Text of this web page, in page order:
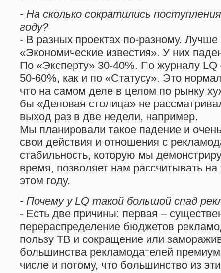
- На сколько сократились
году?
- В разных проектах по-разному. Лучше
«Экономические известия». У них
По «Эксперту» 30-40%. По журналу LQ
50-60%, как и по «Статусу». Это
что на самом деле в целом по рынку
бы «Деловая столица» не
выход раз в две недели, например.
Мы планировали такое падение и
свои действия и отношения с
стабильность, которую мы
время, позволяет нам рассчитывать
этом году.
- Почему у LQ такой большой спад
- Есть две причины: первая –
перераспределение бюджетов
пользу ТВ и сокращение или
большинства рекламодателей
числе и потому, что большинство из